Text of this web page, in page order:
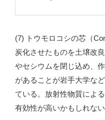
(7) トウモロコシの芯（
炭化させたものを土壌改
やセシウムを閉じ込め、
があることが岩手大学な
ている。放射性物質によ
有効性が高いかもしれない